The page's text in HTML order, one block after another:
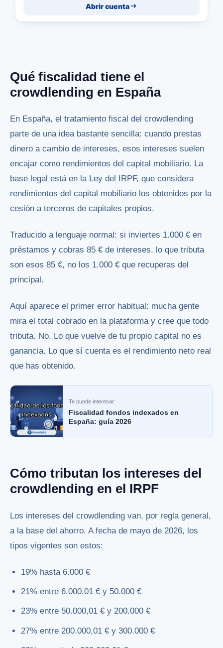
Abrir cuenta
Qué fiscalidad tiene el
crowdlending en España
En España, el tratamiento fiscal del crowdlending
parte de una idea bastante sencilla: cuando prestas
dinero a cambio de intereses, esos intereses suelen
encajar como rendimientos del capital mobiliario. La
base legal está en la Ley del IRPF, que considera
rendimientos del capital mobiliario los obtenidos por la
cesión a terceros de capitales propios.
Traducido a lenguaje normal: si inviertes 1.000 € en
préstamos y cobras 85 € de intereses, lo que tributa
son esos 85 €, no los 1.000 € que recuperas del
principal.
Aquí aparece el primer error habitual: mucha gente
mira el total cobrado en la plataforma y cree que todo
tributa. No. Lo que vuelve de tu propio capital no es
ganancia. Lo que sí cuenta es el rendimiento neto real
que has obtenido.
Te puede interesar:
Fiscalidad fondos indexados en
España: guía 2026
Cómo tributan los intereses del
crowdlending en el IRPF
Los intereses del crowdlending van, por regla general,
a la base del ahorro. A fecha de mayo de 2026, los
tipos vigentes son estos:
19% hasta 6.000 €
21% entre 6.000,01 € y 50.000 €
23% entre 50.000,01 € y 200.000 €
27% entre 200.000,01 € y 300.000 €